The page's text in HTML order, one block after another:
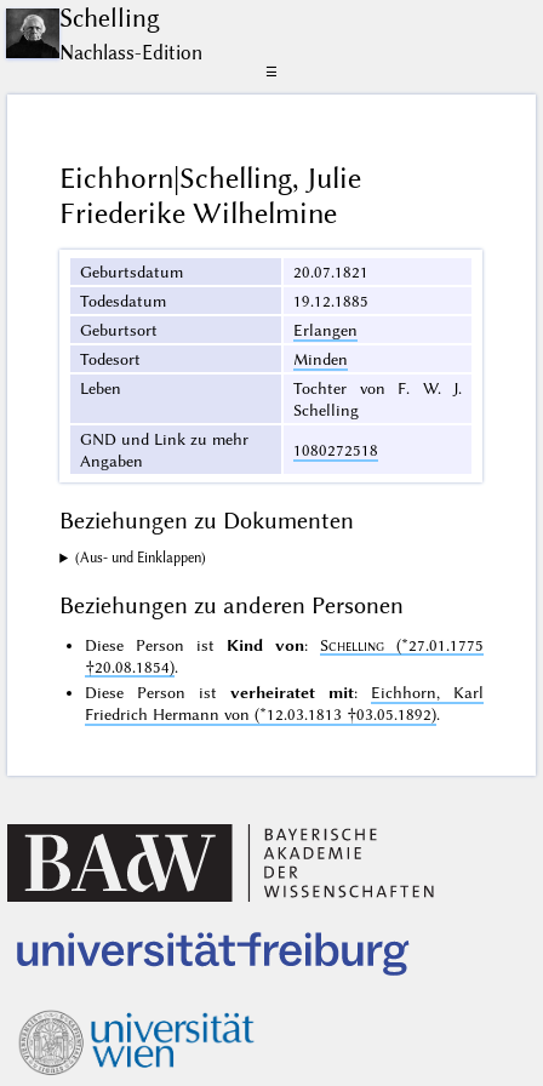
Schelling
Nachlass-Edition
☰
Eichhorn|Schelling, Julie
Friederike Wilhelmine
Geburtsdatum
20.07.1821
Todesdatum
19.12.1885
Geburtsort
Erlangen
Todesort
Minden
Leben
Tochter von F. W. J.
Schelling
GND und Link zu mehr
Angaben
1080272518
Beziehungen zu Dokumenten
(Aus- und Einklappen)
Beziehungen zu anderen Personen
Diese Person ist Kind von: Schelling(*27.01.1775
†20.08.1854).
Diese Person ist verheiratet mit: Eichhorn, Karl
Friedrich Hermann von (*12.03.1813 †03.05.1892).